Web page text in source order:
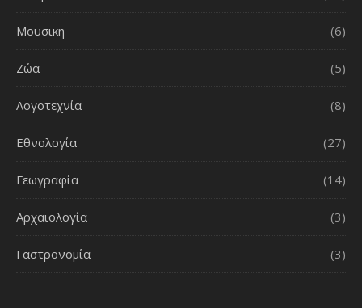
Μουσικη (6)
Ζώα (5)
Λογοτεχνία (8)
Εθνολογία (27)
Γεωγραφία (14)
Αρχαιολογία (3)
Γαστρονομία (3)